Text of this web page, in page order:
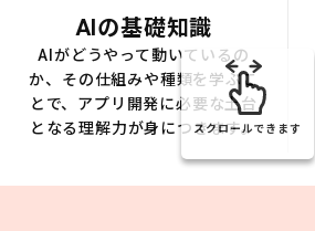
AIの基礎知識
AIがどうやって動いているの
か、その仕組みや種類を学ぶこ
とで、アプリ開発に必要な土台
となる理解力が身につきます。
スクロールできます